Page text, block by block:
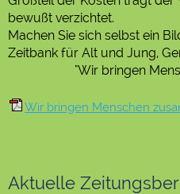
bewußt verzichtet.
Machen Sie sich selbst ein
Zeitbank für Alt und Jung,
"Wir bringen
Wir bringen Menschen
Aktuelle